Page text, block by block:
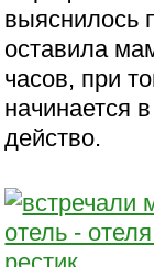
выяснилось
оставила
часов, при
начинается
действо.